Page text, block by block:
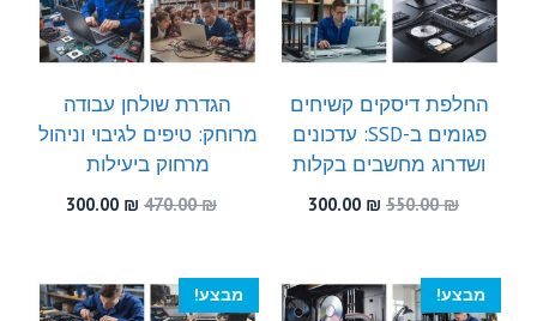
החלפת דיסקים קשיחים
פגומים ב-SSD: עדכונים
ושדרוג מחשבים בקלות
550.00₪
המחיר
300.00 ₪
300.00 ₪.
הגדרת שולחן עבודה
מרוחק: טיפים לגיבוי וניהול
מרחוק ביעילות
470.00₪
המחיר
300.00 ₪
המחיר
מבצע! מבצע!